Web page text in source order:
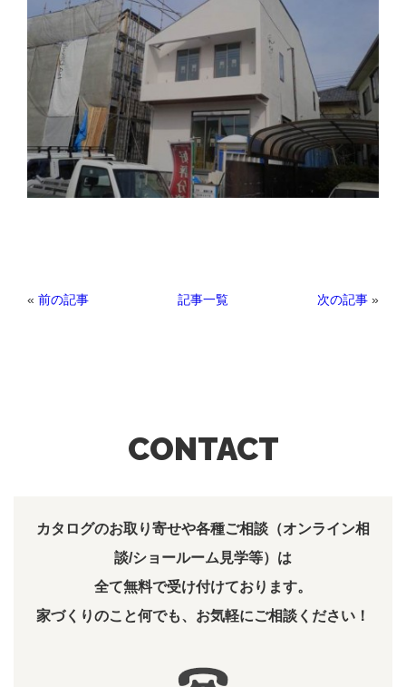
記事一覧
« 前の記事 次の記事 »
CONTACT
カタログのお取り寄せや各種ご相談（オンライン相
談/ショールーム見学等）は
全て無料で受け付けております。
家づくりのこと何でも、お気軽にご相談ください！